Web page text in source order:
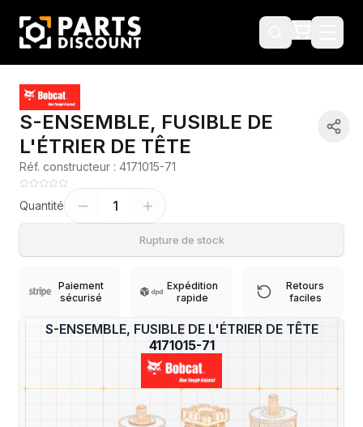
?
S-ENSEMBLE, FUSIBLE DE L'ÉTRIER DE TÊTE
4171015-71
S-ENSEMBLE, FUSIBLE DE
L'ÉTRIER DE TÊTE
Réf. constructeur : 4171015-71
Quantité 1
Rupture de stock
Paiement
sécurisé
Expédition
rapide
Retours
faciles
Machines compatibles
Expédition et Retours